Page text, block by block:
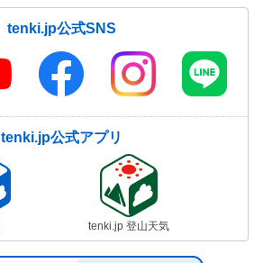
tenki.jp公式SNS
tenki.jp公式アプリ
tenki.jp 登山天気